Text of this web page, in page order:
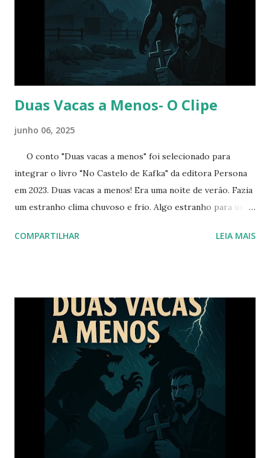
vocês que esteve comigo, que leu, comentou, compartilho...
Duas Vacas a Menos- O Clipe
junho 06, 2025
O conto "Duas vacas a menos" foi selecionado para
integrar o livro "No Castelo de Kafka" da editora Persona
em 2023. Duas vacas a menos! Era uma noite de verão. Fazia
um estranho clima chuvoso e frio. Algo estranho para uma
voltando para casa debaixo dessa forte chuva, tão
essa chuva toda em 30 noites, sem juros. E eu estava
correndo para casa, tentando chegar lá sem me afogar,
quando ouvi uma voz rouca e bem distante. Eu não dei muita
importância e continuei minha corrida. E a voz foi ficando
mais forte. Acho que estou me aproximando da pessoa. ---
Cuidado com o... Quase deu para ouvir tudo! Eu continuei
minha corrida, tentando esquivar inutilmente do vento e da
água. Como se não bastasse, algum bueiro deve ter
COMPARTILHAR LEIA MAIS